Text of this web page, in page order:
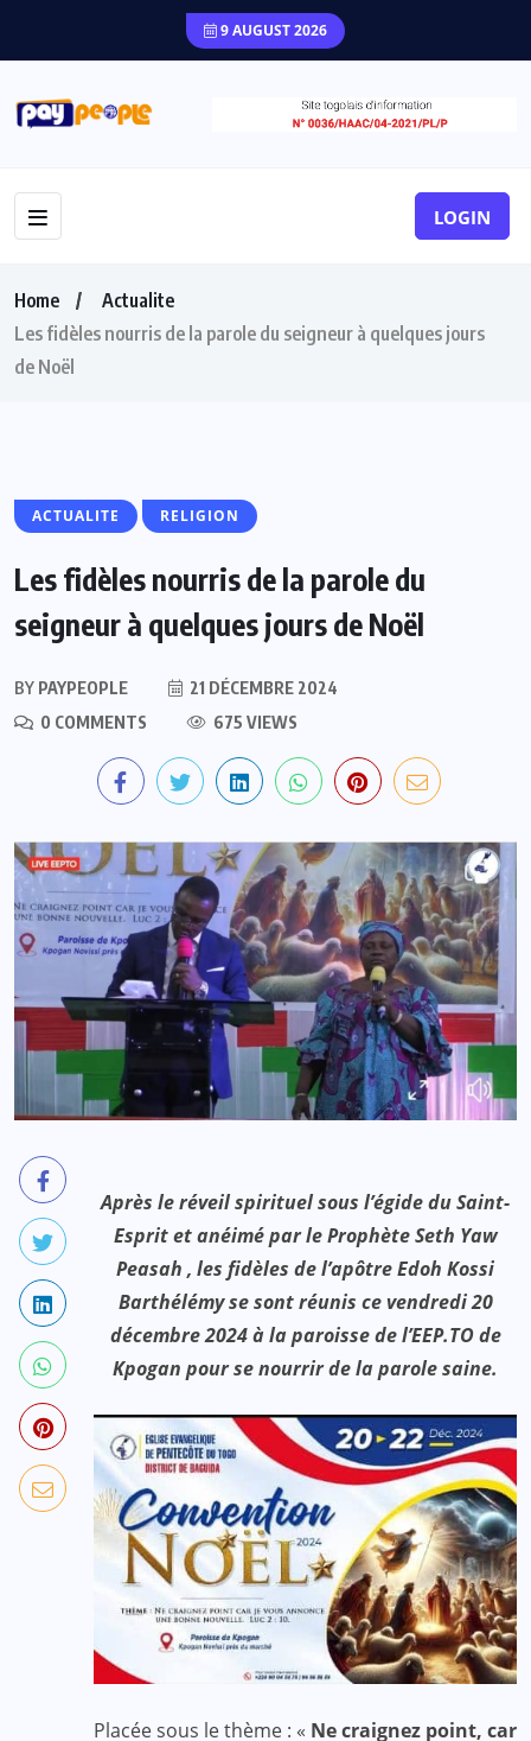
9 AUGUST 2026
LOGIN
Home
Actualite
Les fidèles nourris de la parole du seigneur à quelques jours
de Noël
ACTUALITE RELIGION
Les fidèles nourris de la parole du
seigneur à quelques jours de Noël
BY PAYPEOPLE
21 DÉCEMBRE 2024
0 COMMENTS
675 VIEWS
Après le réveil spirituel sous l’égide du Saint-
Esprit et anéimé par le Prophète Seth Yaw
Peasah , les fidèles de l’apôtre Edoh Kossi
Barthélémy se sont réunis ce vendredi 20
décembre 2024 à la paroisse de l’EEP.TO de
Kpogan pour se nourrir de la parole saine.
Placée sous le thème : « Ne craignez point, car